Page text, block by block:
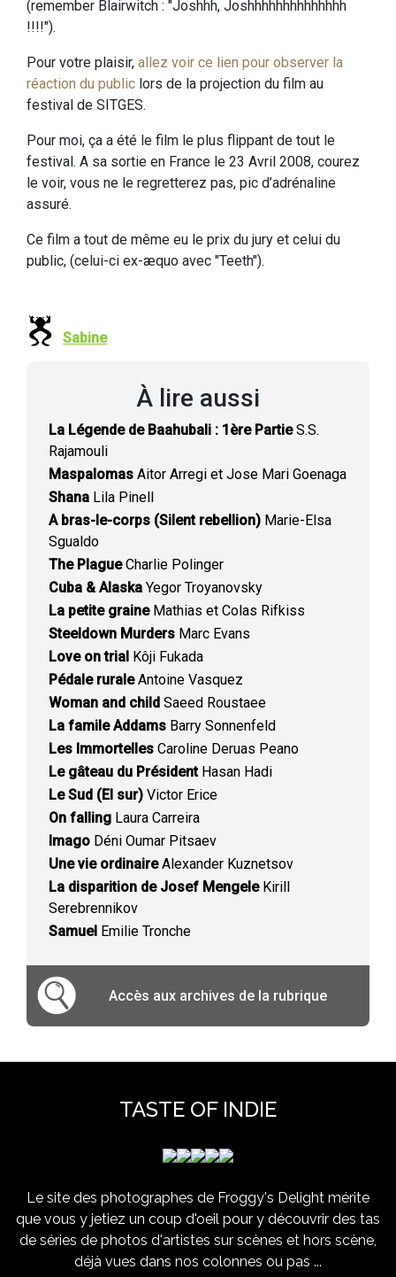
(remember Blairwitch : "Joshhh, Joshhhhhhhhhhhhhh
!!!!").
Pour votre plaisir, allez voir ce lien pour observer la
réaction du public lors de la projection du film au
festival de SITGES.
Pour moi, ça a été le film le plus flippant de tout le
festival. A sa sortie en France le 23 Avril 2008, courez
le voir, vous ne le regretterez pas, pic d’adrénaline
assuré.
Ce film a tout de même eu le prix du jury et celui du
public, (celui-ci ex-æquo avec "Teeth").
Sabine
À lire aussi
La Légende de Baahubali : 1ère PartieS.S.
Rajamouli
Maspalomas Aitor Arregi et Jose Mari Goenaga
Shana Lila Pinell
A bras-le-corps (Silent rebellion) Marie-Elsa
Sgualdo
The PlagueCharlie Polinger
Cuba & Alaska Yegor Troyanovsky
La petite graineMathias et Colas Rifkiss
Steeldown Murders Marc Evans
Love on trial Kôji Fukada
Pédale ruraleAntoine Vasquez
Woman and child Saeed Roustaee
La famile Addams Barry Sonnenfeld
Les Immortelles Caroline Deruas Peano
Le gâteau du PrésidentHasan Hadi
Le Sud (El sur) Victor Erice
On falling Laura Carreira
Imago Déni Oumar Pitsaev
Une vie ordinaireAlexander Kuznetsov
La disparition de Josef MengeleKirill
Serebrennikov
Samuel Emilie Tronche
Accès aux archives de la rubrique
TASTE OF INDIE
Le site des photographes de Froggy's Delight mérite
que vous y jetiez un coup d'oeil pour y découvrir des tas
de séries de photos d'artistes sur scènes et hors scène,
déjà vues dans nos colonnes ou pas ...